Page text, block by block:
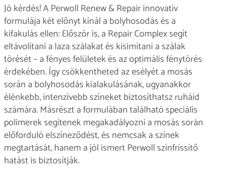
Jó kérdés! A Perwoll Renew & Repair innovatív
formulája két előnyt kínál a bolyhosodás és a
kifakulás ellen: Először is, a Repair Complex segít
eltávolítani a laza szálakat és kisimítani a szálak
törését – a fényes felületek és az optimális fénytörés
érdekében. Így csökkentheted az esélyét a mosás
során a bolyhosodás kialakulásának, ugyanakkor
élénkebb, intenzívebb színeket biztosíthatsz ruháid
számára. Másrészt a formulában található speciális
polimerek segítenek megakadályozni a mosás során
előforduló elszíneződést, és nemcsak a színek
megtartását, hanem a jól ismert Perwoll színfrissítő
hatást is biztosítják.